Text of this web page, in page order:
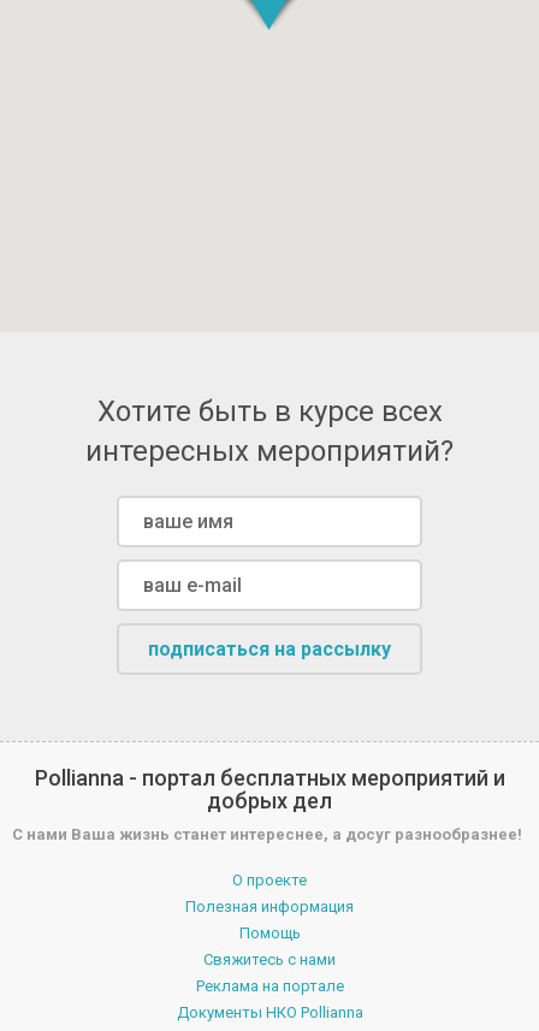
Хотите быть в курсе всех
интересных мероприятий?
подписаться на рассылку
Pollianna - портал бесплатных мероприятий и
добрых дел
С нами Ваша жизнь станет интереснее, а досуг разнообразнее!
О проекте
Полезная информация
Помощь
Свяжитесь с нами
Реклама на портале
Документы НКО Pollianna